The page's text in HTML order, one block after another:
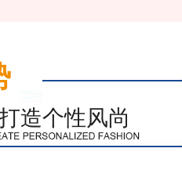
造个性风尚